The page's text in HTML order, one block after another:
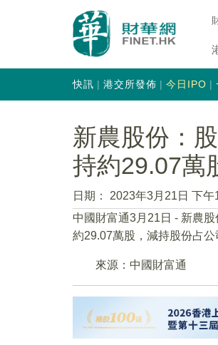
快訊 港交所發佈 今日IPO
新農股份：
持約29.07萬
日期：
2023年3月21日 下午
中國財富通3月21日 - 新農
約29.07萬股，減持股份占公
來源：中國財富通